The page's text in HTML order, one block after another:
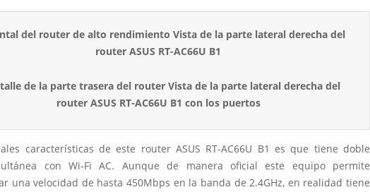
características de este router ASUS RT-AC66U B1 es que tiene doble
con Wi-Fi AC. Aunque de manera oficial este equipo permite
una velocidad de hasta 450Mbps en la banda de 2.4GHz, en realidad tiene